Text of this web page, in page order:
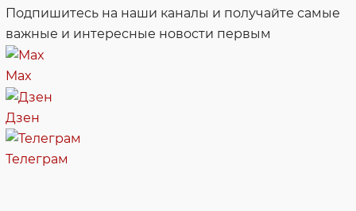
Подпишитесь на наши каналы и получайте самые
важные и интересные новости первым
Max
Дзен
Телеграм